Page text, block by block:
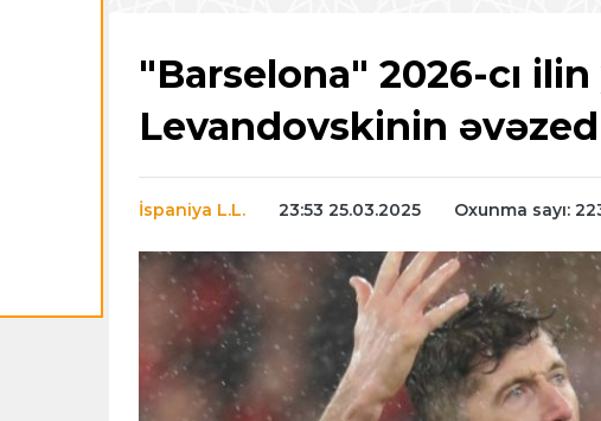
"Barselona" 2026-cı ilin
Levandovskinin
İspaniya L.L. 23:53 25.03.2025 Oxunma sayı: